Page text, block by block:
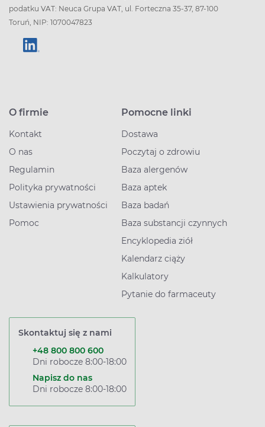
podatku VAT: Neuca Grupa VAT, ul. Forteczna 35-37, 87-100
Toruń, NIP: 1070047823
O firmie
Kontakt
O nas
Regulamin
Polityka prywatności
Ustawienia prywatności
Pomoc
Pomocne linki
Dostawa
Poczytaj o zdrowiu
Baza alergenów
Baza aptek
Baza badań
Baza substancji czynnych
Encyklopedia ziół
Kalendarz ciąży
Kalkulatory
Pytanie do farmaceuty
Skontaktuj się z nami
+48 800 800 600
Dni robocze 8:00-18:00
Napisz do nas
Dni robocze 8:00-18:00